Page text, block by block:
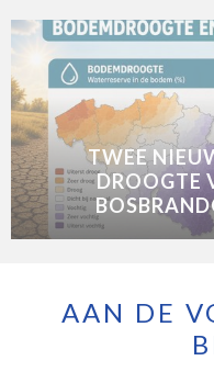
TWEE
DROOGTE
AAN DE